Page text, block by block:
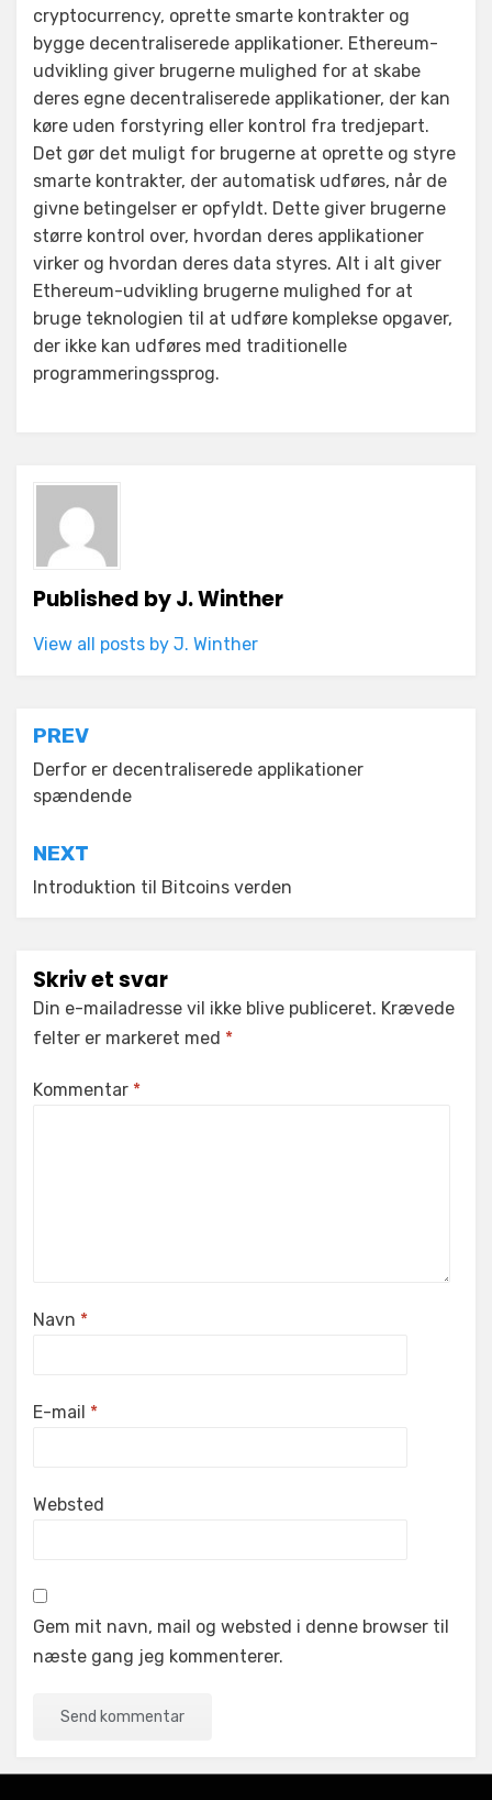
cryptocurrency, oprette smarte kontrakter og
bygge decentraliserede applikationer. Ethereum-
udvikling giver brugerne mulighed for at skabe
deres egne decentraliserede applikationer, der kan
køre uden forstyring eller kontrol fra tredjepart.
Det gør det muligt for brugerne at oprette og styre
smarte kontrakter, der automatisk udføres, når de
givne betingelser er opfyldt. Dette giver brugerne
større kontrol over, hvordan deres applikationer
virker og hvordan deres data styres. Alt i alt giver
Ethereum-udvikling brugerne mulighed for at
bruge teknologien til at udføre komplekse opgaver,
der ikke kan udføres med traditionelle
programmeringssprog.
Published byJ. Winther
View all posts by J. Winther
Indlægsnavigation
PREV
Derfor er decentraliserede applikationer
spændende
NEXT
Introduktion til Bitcoins verden
Skriv et svar
Din e-mailadresse vil ikke blive publiceret. Krævede
felter er markeret med *
Kommentar *
Navn *
E-mail *
Websted
Gem mit navn, mail og websted i denne browser til
næste gang jeg kommenterer.